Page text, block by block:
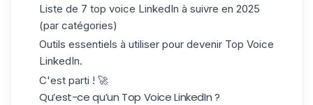
Liste de 7 top voice LinkedIn à suivre en 2025
(par catégories)
Outils essentiels à utiliser pour devenir Top Voice
LinkedIn.
C'est parti ! 🚀
Qu’est-ce qu’un Top Voice LinkedIn ?